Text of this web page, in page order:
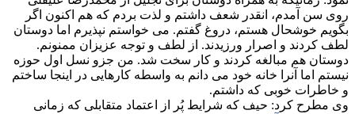
روی سن آمدم، انقدر شعف داشتم و لذت بردم که هم اکنون اگر
بگویم خوشحال هستم، دروغ گفتم. می خواستم نپذیرم اما دوستان
لطف کردند و اصرار ورزیدند. از لطف و توجه عزیزان ممنونم.
دوستان هم مبالغه کردند و کار سخت شد. من جزو نسل اول حوزه
نیستم اما آنرا خانه خود می دانم به واسطه کارهایی در اینجا ساختم
و خاطرات خوبی که داشتم.
وی مطرح کرد: حیف که شرایط پُر از اعتماد متقابلی که زمانی